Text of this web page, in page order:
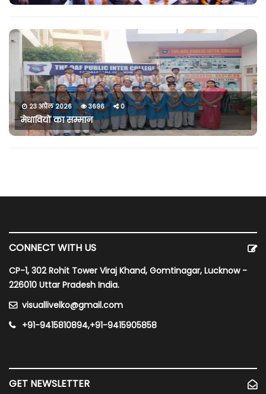
23 अप्रैल 2026 3696 0
मेधावियों का सम्मान
CONNECT WITH US
CP-1, 302 Rohit Tower Viraj Khand, Gomtinagar, Lucknow -
226010 Uttar Pradesh India.
visuallivelko@gmail.com
+91-9415810894,+91-9415905858
GET NEWSLETTER